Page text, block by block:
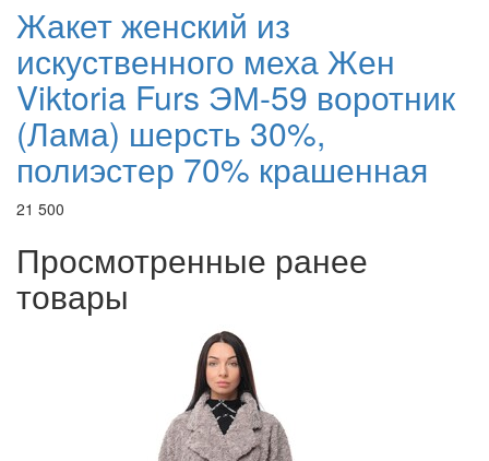
Жакет женский из
искуственного меха Жен
Viktoria Furs ЭМ-59 воротник
(Лама) шерсть 30%,
полиэстер 70% крашенная
21 500
Просмотренные ранее
товары